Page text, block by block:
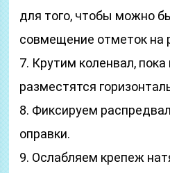
для того, чтобы можно
совмещение отметок на
7. Крутим коленвал,
разместятся
8. Фиксируем
оправки.
9. Ослабляем крепеж